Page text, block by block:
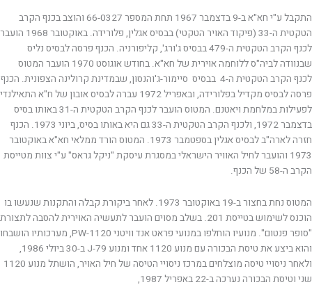
התקבל ע"י חא"א ב-9 בדצמבר 1967 תחת המספר 66-0327 והוצב בכנף הקרב
הטקטית ה-33 (פיקוד האויר הטקטי) בבסיס אגלין, פלורידה. באוקטובר 1968 הועבר
לכנף הקרב הטקטית ה-479 בבסיס ג'ורג', קליפורניה. הכנף פרסה לבסיס נליס
שבנוודה לביה"ס ללוחמה אוירית של חא"א. בחודש אוגוסט 1970 הועבר המטוס
לכנף הקרב הטקטית ה-4 בבסיס סיימור-ג'והנסון, שבמדינת קרולינה הצפונית. הכנף
פרסה לבסיס מקדיל בפלורידה, ובאפריל 1972 עברה לבסיס אובון של ח"א התאילנדי
לפעילות במלחמת ויאטנם. המטוס הועבר לכנף הקרב הטקטית ה-31 באותו בסיס
בדצמבר 1972, ולכנף הקרב הטקטית ה-33 גם היא באותו בסיס, ביוני 1973. הכנף
חזרה לארה"ב לבסיס אגלין בספטמבר 1973. המטוס הורד ממלאי חא"א באוקטובר
1973 והועבר לחיל האוויר הישראלי במסגרת עיסקת "ניקל גראס" ע"י צוות מטייסת
הקרב ה-58 של הכנף.
המטוס נחת בחצור ב-19 באוקטובר 1973. לאחר ביקורת קבלה והתקנות שנעשו בו
הוכנס לשימוש בטייסת 201. בשלב מסוים הועבר לתעשיה האוירית להסבה לתצורת
"סופר פנטום". מנועיו הוחלפו במנועי פראט אנד וויטני PW-1120, מערכותיו הושבחו
והוא ביצע את טיסת הבכורה עם מנוע 1120 אחד ומנוע J-79 ב-30 ביולי 1986,
ולאחר ניסויי טיסה מוצלחים במרכז ניסויי הטיסה של חיל האויר, הושתל מנוע 1120
שני וטיסת הבכורה נערכה ב-22 באפריל 1987,